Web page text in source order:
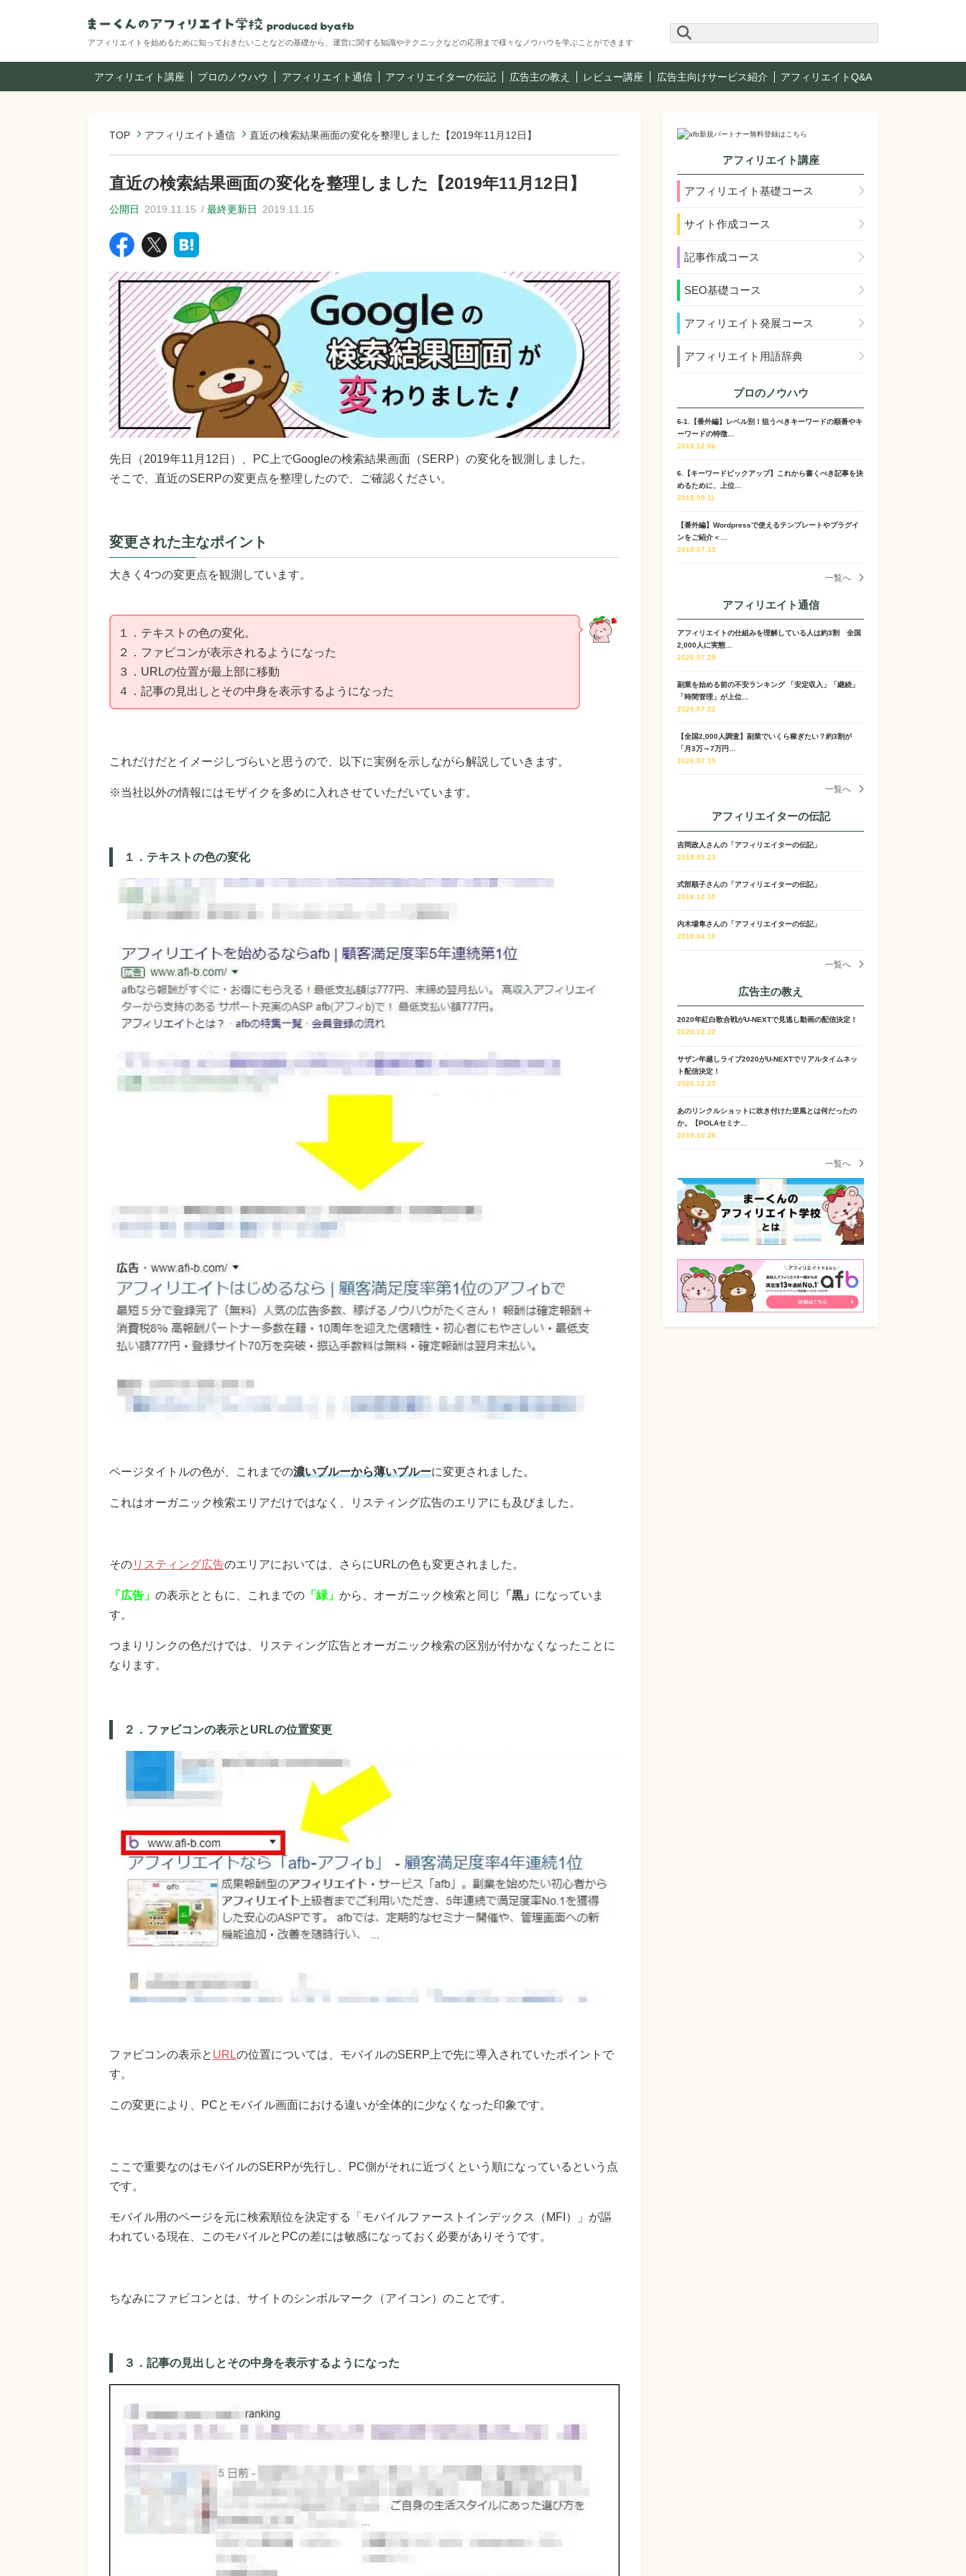
アフィリエイトを始めるために知っておきたいことなどの基礎から、運営に関する知識やテクニックなどの応用まで様々なノウハウを学ぶことができます
アフィリエイト講座 プロのノウハウ アフィリエイト通信 アフィリエイターの伝記 広告主の教え レビュー講座 広告主向けサービス紹介 アフィリエイトQ&A
TOP アフィリエイト通信 直近の検索結果画面の変化を整理しました【2019年11月12日】
直近の検索結果画面の変化を整理しました【2019年11月12日】
公開日 2019.11.15 最終更新日 2019.11.15
先日（2019年11月12日）、PC上でGoogleの検索結果画面（SERP）の変化を観測しました。
そこで、直近のSERPの変更点を整理したので、ご確認ください。
変更された主なポイント
大きく4つの変更点を観測しています。
１．テキストの色の変化。
２．ファビコンが表示されるようになった
３．URLの位置が最上部に移動
４．記事の見出しとその中身を表示するようになった
これだけだとイメージしづらいと思うので、以下に実例を示しながら解説していきます。
※当社以外の情報にはモザイクを多めに入れさせていただいています。
１．テキストの色の変化
ページタイトルの色が、これまでの濃いブルーから薄いブルーに変更されました。
これはオーガニック検索エリアだけではなく、リスティング広告のエリアにも及びました。
そのリスティング広告のエリアにおいては、さらにURLの色も変更されました。
「広告」 の表示とともに、これまでの 「緑」 から、オーガニック検索と同じ 「黒」 になっていま
す。
つまりリンクの色だけでは、リスティング広告とオーガニック検索の区別が付かなくなったことに
なります。
２．ファビコンの表示とURLの位置変更
ファビコンの表示と URLの位置については、モバイルのSERP上で先に導入されていたポイントで
す。
この変更により、PCとモバイル画面における違いが全体的に少なくなった印象です。
ここで重要なのはモバイルのSERPが先行し、PC側がそれに近づくという順になっているという点
です。
モバイル用のページを元に検索順位を決定する「モバイルファーストインデックス（MFI）」が謳
われている現在、このモバイルとPCの差には敏感になっておく必要がありそうです。
ちなみにファビコンとは、サイトのシンボルマーク（アイコン）のことです。
３．記事の見出しとその中身を表示するようになった
アフィリエイト講座
アフィリエイト基礎コース
サイト作成コース
記事作成コース
SEO基礎コース
アフィリエイト発展コース
アフィリエイト用語辞典
プロのノウハウ
6-1.【番外編】レベル別！狙うべきキーワードの順番やキ
ーワードの特徴…
2018.12.06
6.【キーワードピックアップ】これから書くべき記事を決
めるために、上位…
2018.09.11
【番外編】Wordpressで使えるテンプレートやプラグイ
ンをご紹介＜…
2018.07.19
一覧へ
アフィリエイト通信
アフィリエイトの仕組みを理解している人は約3割 全国
2,000人に実態…
2026.07.29
副業を始める前の不安ランキング 「安定収入」「継続」
「時間管理」が上位…
2026.07.22
【全国2,000人調査】副業でいくら稼ぎたい？約3割が
「月3万～7万円…
2026.07.15
一覧へ
アフィリエイターの伝記
吉岡政人さんの「アフィリエイターの伝記」
2019.05.23
式部順子さんの「アフィリエイターの伝記」
2018.12.10
内木場隼さんの「アフィリエイターの伝記」
2018.04.10
一覧へ
広告主の教え
2020年紅白歌合戦がU-NEXTで見逃し動画の配信決定！
2020.12.22
サザン年越しライブ2020がU-NEXTでリアルタイムネッ
ト配信決定！
2020.12.22
あのリンクルショットに吹き付けた逆風とは何だったの
か。【POLAセミナ…
2019.10.28
一覧へ